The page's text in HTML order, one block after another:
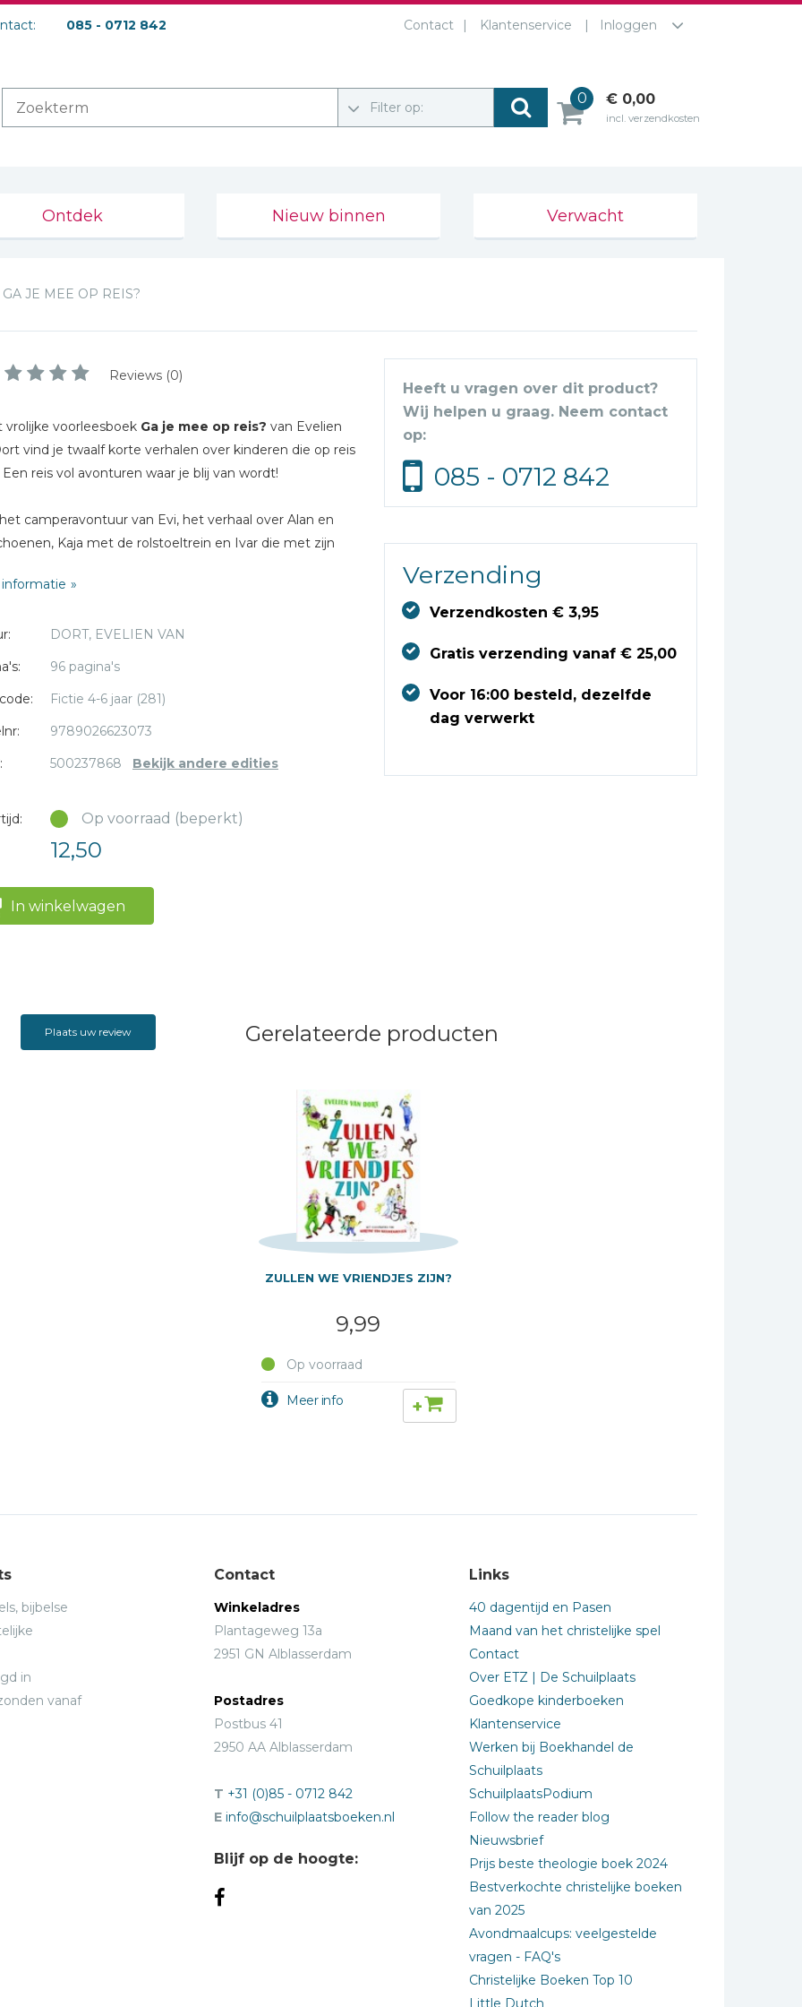
085 - 0712 842 Contact Klantenservice Inloggen
Filter op:
0 € 0,00
incl. verzendkosten
Ontdek Nieuw binnen Verwacht
GA JE MEE OP REIS?
Reviews (0)
vrolijke voorleesboek Ga je mee op reis? van Evelien
vind je twaalf korte verhalen over kinderen die op reis
Een reis vol avonturen waar je blij van wordt!
camperavontuur van Evi, het verhaal over Alan en
Kaja met de rolstoeltrein en Ivar die met zijn
door Martine van Nieuwenhuyzen.
DORT, EVELIEN VAN
96 pagina's
Fictie 4-6 jaar (281)
9789026623073
500237868 Bekijk andere edities
Op voorraad (beperkt)
12,50
In winkelwagen
Heeft u vragen over dit product?
Wij helpen u graag. Neem contact
op:
085 - 0712 842
Verzending
Verzendkosten € 3,95
Gratis verzending vanaf € 25,00
Voor 16:00 besteld, dezelfde
dag verwerkt
Plaats uw review Gerelateerde producten
ZULLEN WE VRIENDJES ZIJN?
9,99
Op voorraad
+
bijbelse
in
vanaf
Contact
Winkeladres
Plantageweg 13a
2951 GN Alblasserdam
Postadres
Postbus 41
2950 AA Alblasserdam
T +31 (0)85 - 0712 842
E info@schuilplaatsboeken.nl
Blijf op de hoogte:
Links
40 dagentijd en Pasen
Maand van het christelijke spel
Contact
Over ETZ | De Schuilplaats
Goedkope kinderboeken
Klantenservice
Werken bij Boekhandel de
Schuilplaats
SchuilplaatsPodium
Follow the reader blog
Nieuwsbrief
Prijs beste theologie boek 2024
Bestverkochte christelijke boeken
van 2025
Avondmaalcups: veelgestelde
vragen - FAQ's
Christelijke Boeken Top 10
Little Dutch